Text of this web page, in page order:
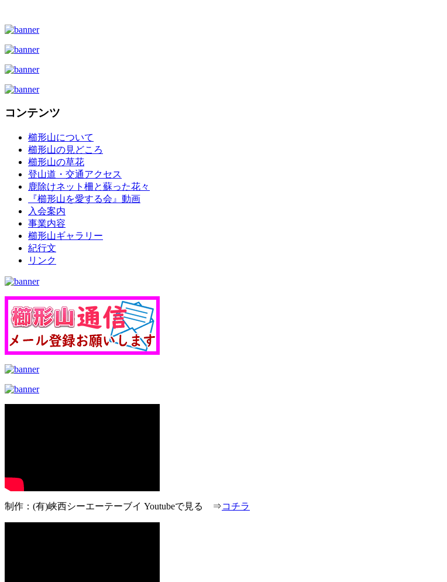
コンテンツ
櫛形山について
櫛形山の見どころ
櫛形山の草花
登山道・交通アクセス
鹿除けネット柵と蘇った花々
『櫛形山を愛する会』動画
入会案内
事業内容
櫛形山ギャラリー
紀行文
リンク
制作：(有)峡西シーエーテーブイ Youtubeで見る ⇒コチラ